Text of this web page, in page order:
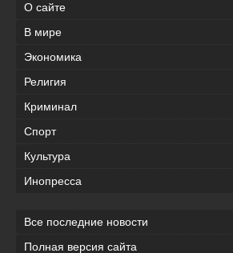
О сайте
В мире
Экономика
Религия
Криминал
Спорт
Культура
Инопресса
Все последние новости
Полная версия сайта